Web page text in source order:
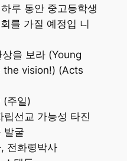
루 동안 중고등학생
를 가질 예정입 니
을 보라 (Young
the vision!) (Acts
(주일)
선교 가능성 타진
발굴
전화령박사